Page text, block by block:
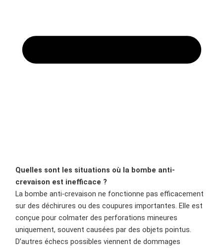
Quelles sont les situations où la bombe anti-
crevaison est inefficace ?
La bombe anti-crevaison ne fonctionne pas efficacement
sur des déchirures ou des coupures importantes. Elle est
conçue pour colmater des perforations mineures
uniquement, souvent causées par des objets pointus.
D’autres échecs possibles viennent de dommages